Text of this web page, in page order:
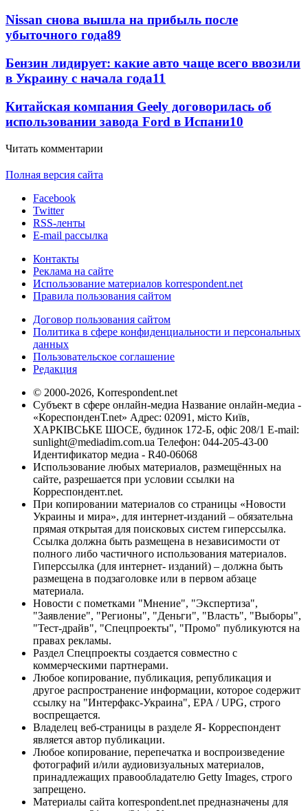
Nissan снова вышла на прибыль после
убыточного года89
Бензин лидирует: какие авто чаще всего ввозили
в Украину с начала года11
Китайская компания Geely договорилась об
использовании завода Ford в Испани10
Читать комментарии
Полная версия сайта
Facebook
Twitter
RSS-ленты
E-mail рассылка
Контакты
Реклама на сайте
Использование материалов korrespondent.net
Правила пользования сайтом
Договор пользования сайтом
Политика в сфере конфиденциальности и персональных
данных
Пользовательское соглашение
Редакция
© 2000-2026, Korrespondent.net
Субъект в сфере онлайн-медиа Название онлайн-медиа -
«КореспонденТ.net» Адрес: 02091, місто Київ,
ХАРКІВСЬКЕ ШОСЕ, будинок 172-Б, офіс 208/1 E-mail:
sunlight@mediadim.com.ua Телефон: 044-205-43-00
Идентификатор медиа - R40-06068
Использование любых материалов, размещённых на
сайте, разрешается при условии ссылки на
Корреспондент.net.
При копировании материалов со страницы «Новости
Украины и мира», для интернет-изданий – обязательна
прямая открытая для поисковых систем гиперссылка.
Ссылка должна быть размещена в независимости от
полного либо частичного использования материалов.
Гиперссылка (для интернет- изданий) – должна быть
размещена в подзаголовке или в первом абзаце
материала.
Новости с пометками "Мнение", "Экспертиза",
"Заявление", "Регионы", "Деньги", "Власть", "Выборы",
"Тест-драйв", "Спецпроекты", "Промо" публикуются на
правах рекламы.
Раздел Спецпроекты создается совместно с
коммерческими партнерами.
Любое копирование, публикация, републикация и
другое распространение информации, которое содержит
ссылку на "Интерфакс-Украина", EPA / UPG, строго
воспрещается.
Владелец веб-страницы в разделе Я- Корреспондент
является автор публикации.
Любое копирование, перепечатка и воспроизведение
фотографий и/или аудиовизуальных материалов,
принадлежащих правообладателю Getty Images, строго
запрещено.
Материалы сайта korrespondent.net предназначены для